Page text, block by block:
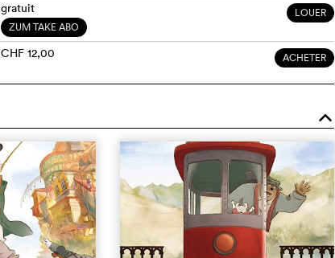
gratuit
ZUM TAKE ABO
LOUER
CHF 12,00 ACHETER
o